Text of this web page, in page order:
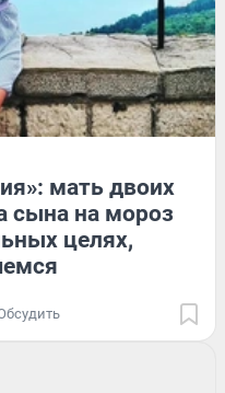
мать двоих
сына на мороз
целях,